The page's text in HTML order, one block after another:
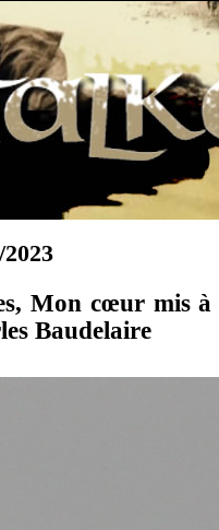
Mon cœur mis
Baudelaire